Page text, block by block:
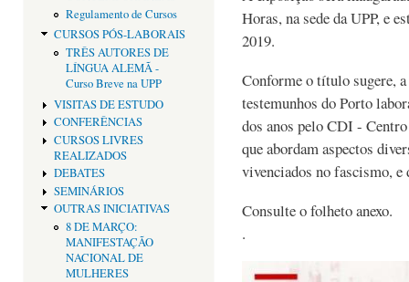
Regulamento de Cursos
CURSOS PÓS-LABORAIS
TRÊS AUTORES DE
LÍNGUA ALEMÃ -
Curso Breve na UPP
VISITAS DE ESTUDO
CONFERÊNCIAS
CURSOS LIVRES
REALIZADOS
DEBATES
SEMINÁRIOS
OUTRAS INICIATIVAS
8 DE MARÇO:
MANIFESTAÇÃO
NACIONAL DE
MULHERES
Horas, na sede da UPP, e
2019.
Conforme o título sugere,
testemunhos do Porto
dos anos pelo CDI -
que abordam aspectos
vivenciados no fascismo,
Consulte o folheto anexo.
.